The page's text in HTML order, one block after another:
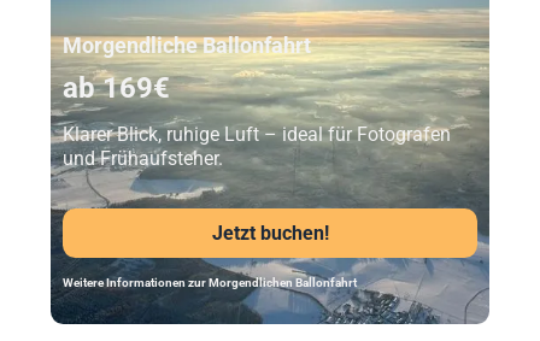
Morgendliche Ballonfahrt
ab 169€
Klarer Blick, ruhige Luft – ideal für Fotografen
und Frühaufsteher.
Jetzt buchen!
Weitere Informationen zur Morgendlichen Ballonfahrt